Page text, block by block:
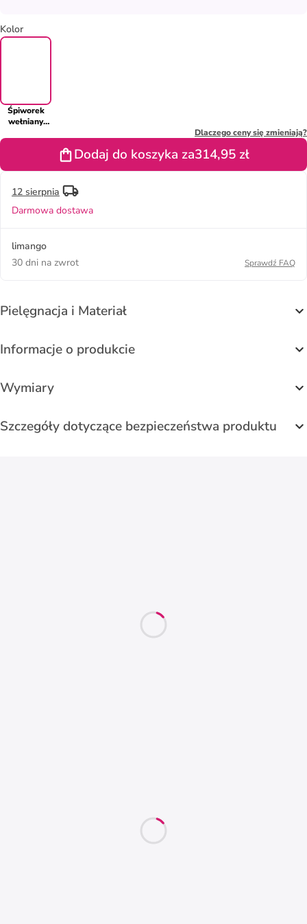
Kolor
Śpiworek
wełniany
Dlaczego ceny się zmieniają?
Dodaj do koszyka za314,95 zł
12 sierpnia
Darmowa dostawa
limango
30 dni na zwrot
Sprawdź FAQ
Pielęgnacja i Materiał
Informacje o produkcie
Wymiary
Szczegóły dotyczące bezpieczeństwa produktu